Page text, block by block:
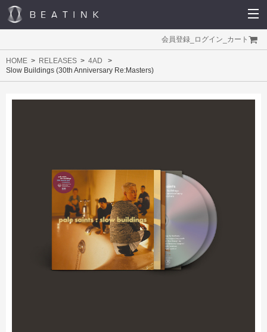
会員登録 ログイン カート
HOME RELEASES
4AD
Slow Buildings (30th Anniversary Re:Masters)